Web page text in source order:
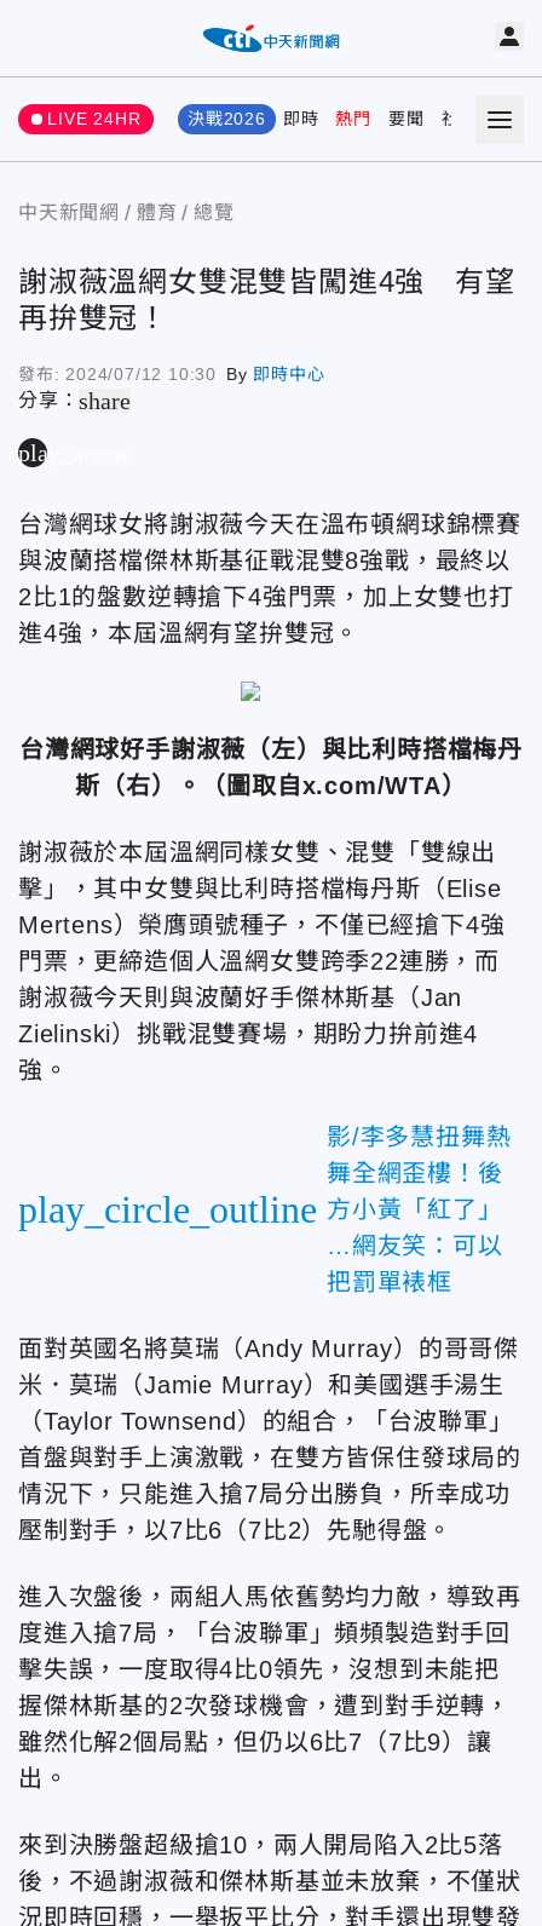
LIVE 24HR 決戰2026 即時 熱門 要聞 社會 娛樂
中天新聞網 體育 總覽
謝淑薇溫網女雙混雙皆闖進4強 有望
再拚雙冠！
發布: 2024/07/12 10:30 By 即時中心
分享：share
play_arrow
台灣網球女將謝淑薇今天在溫布頓網球錦標賽
與波蘭搭檔傑林斯基征戰混雙8強戰，最終以
2比1的盤數逆轉搶下4強門票，加上女雙也打
進4強，本屆溫網有望拚雙冠。
台灣網球好手謝淑薇（左）與比利時搭檔梅丹
斯（右）。（圖取自x.com/WTA）
謝淑薇於本屆溫網同樣女雙、混雙「雙線出
擊」，其中女雙與比利時搭檔梅丹斯（Elise
Mertens）榮膺頭號種子，不僅已經搶下4強
門票，更締造個人溫網女雙跨季22連勝，而
謝淑薇今天則與波蘭好手傑林斯基（Jan
Zielinski）挑戰混雙賽場，期盼力拚前進4
強。
play_circle_outline
影/李多慧扭舞熱
舞全網歪樓！後
方小黃「紅了」
…網友笑：可以
把罰單裱框
面對英國名將莫瑞（Andy Murray）的哥哥傑
米．莫瑞（Jamie Murray）和美國選手湯生
（Taylor Townsend）的組合，「台波聯軍」
首盤與對手上演激戰，在雙方皆保住發球局的
情況下，只能進入搶7局分出勝負，所幸成功
壓制對手，以7比6（7比2）先馳得盤。
進入次盤後，兩組人馬依舊勢均力敵，導致再
度進入搶7局，「台波聯軍」頻頻製造對手回
擊失誤，一度取得4比0領先，沒想到未能把
握傑林斯基的2次發球機會，遭到對手逆轉，
雖然化解2個局點，但仍以6比7（7比9）讓
出。
來到決勝盤超級搶10，兩人開局陷入2比5落
後，不過謝淑薇和傑林斯基並未放棄，不僅狀
況即時回穩，一舉扳平比分，對手還出現雙發